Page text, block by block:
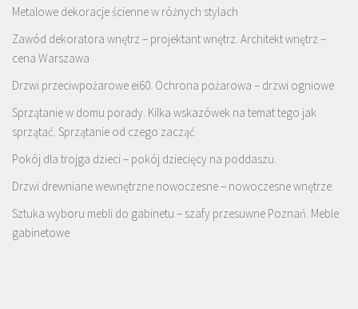
Metalowe dekoracje ścienne w różnych stylach
Zawód dekoratora wnętrz – projektant wnętrz. Architekt wnętrz –
cena Warszawa
Drzwi przeciwpożarowe ei60. Ochrona pożarowa – drzwi ogniowe
Sprzątanie w domu porady. Kilka wskazówek na temat tego jak
sprzątać. Sprzątanie od czego zacząć
Pokój dla trojga dzieci – pokój dziecięcy na poddaszu.
Drzwi drewniane wewnętrzne nowoczesne – nowoczesne wnętrze.
Sztuka wyboru mebli do gabinetu – szafy przesuwne Poznań. Meble
gabinetowe